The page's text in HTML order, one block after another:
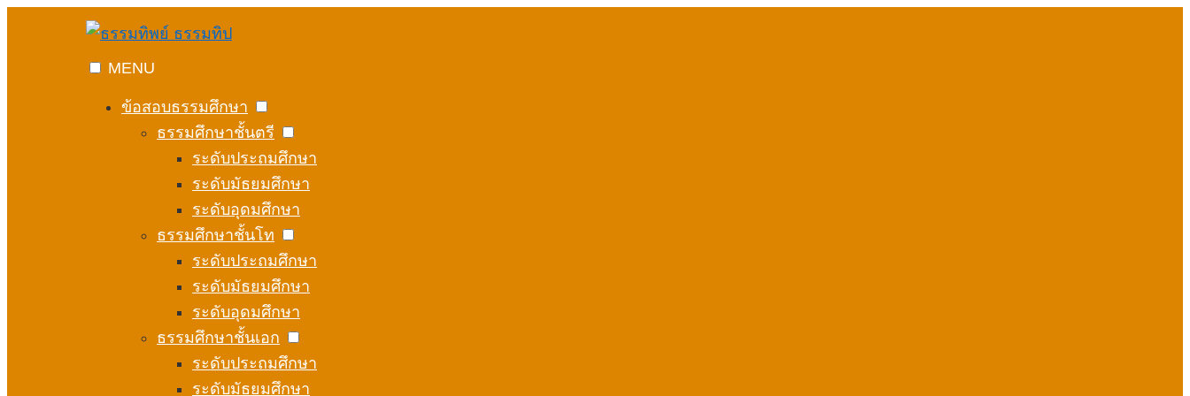
MENU
ข้อสอบธรรมศึกษา
ธรรมศึกษาชั้นตรี
ระดับประถมศึกษา
ระดับมัธยมศึกษา
ระดับอุดมศึกษา
ธรรมศึกษาชั้นโท
ระดับประถมศึกษา
ระดับมัธยมศึกษา
ระดับอุดมศึกษา
ธรรมศึกษาชั้นเอก
ระดับประถมศึกษา
ระดับมัธยมศึกษา